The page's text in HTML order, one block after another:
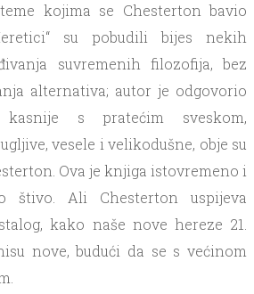
kojima se Chesterton bavio
su pobudili bijes nekih
suvremenih filozofija, bez
alternativa; autor je odgovorio
s pratećim sveskom,
vesele i velikodušne, obje su
Ova je knjiga istovremeno i
Ali Chesterton uspijeva
kako naše nove hereze 21.
nove, budući da se s većinom